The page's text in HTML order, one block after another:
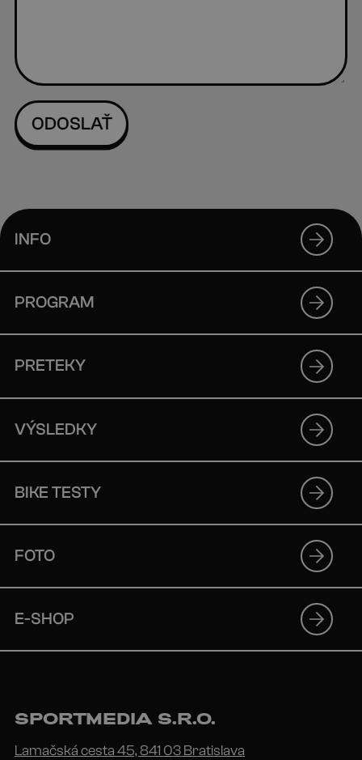
INFO
PROGRAM
PRETEKY
VÝSLEDKY
BIKE TESTY
FOTO
E-SHOP
SPORTMEDIA S.R.O.
Lamačská cesta 45, 841 03 Bratislava